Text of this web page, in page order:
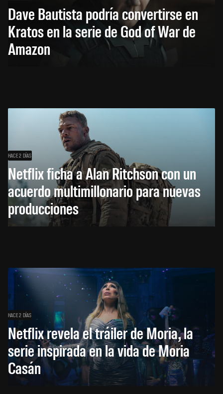
Dave Bautista podría convertirse en
Kratos en la serie de God of War de
Amazon
HACE 2 DÍAS
Netflix ficha a Alan Ritchson con un
acuerdo multimillonario para nuevas
producciones
HACE 2 DÍAS
Netflix revela el tráiler de Moria, la
serie inspirada en la vida de Moria
Casán